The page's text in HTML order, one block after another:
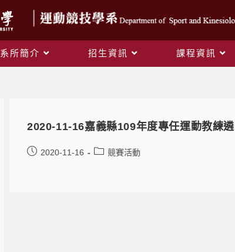
系所簡介 招生資訊 課程資訊
2020-11-16嘉義縣109年度專任運動教練遴
2020-11-16 競賽活動